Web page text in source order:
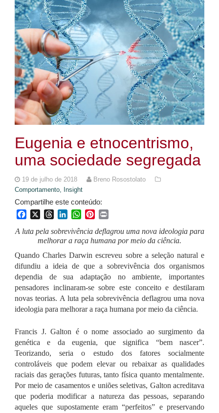
Eugenia e etnocentrismo,
uma sociedade segregada
19 de julho de 2018
Breno Rosostolato
Comportamento, Insight
Compartilhe este conteúdo:
FacebookThreadsLinkedInWhatsApp
Pinterest
A luta pela sobrevivência deflagrou uma nova ideologia para
melhorar a raça humana por meio da ciência.
Quando Charles Darwin escreveu sobre a seleção natural e
difundiu a ideia de que a sobrevivência dos organismos
dependia de sua adaptação no ambiente, importantes
pensadores inclinaram-se sobre este conceito e destilaram
novas teorias. A luta pela sobrevivência deflagrou uma nova
ideologia para melhorar a raça humana por meio da ciência.
Francis J. Galton é o nome associado ao surgimento da
genética e da eugenia, que significa “bem nascer”.
Teorizando, seria o estudo dos fatores socialmente
controláveis que podem elevar ou rebaixar as qualidades
raciais das gerações futuras, tanto física quanto mentalmente.
Por meio de casamentos e uniões seletivas, Galton acreditava
que poderia modificar a natureza das pessoas, separando
aqueles que supostamente eram “perfeitos” e preservando